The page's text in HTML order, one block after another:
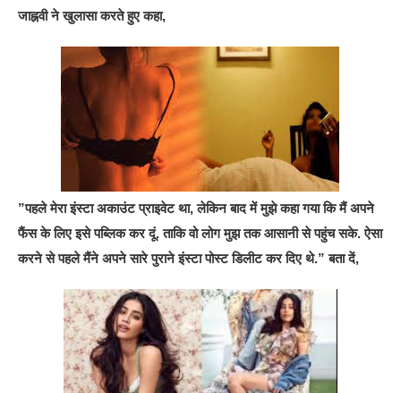
जाह्नवी ने खुलासा करते हुए कहा,
”पहले मेरा इंस्टा अकाउंट प्राइवेट था, लेकिन बाद में मुझे कहा गया कि मैं अपने
फैंस के लिए इसे पब्लिक कर दूं. ताकि वो लोग मुझ तक आसानी से पहुंच सके. ऐसा
करने से पहले मैंने अपने सारे पुराने इंस्टा पोस्ट डिलीट कर दिए थे.” बता दें,